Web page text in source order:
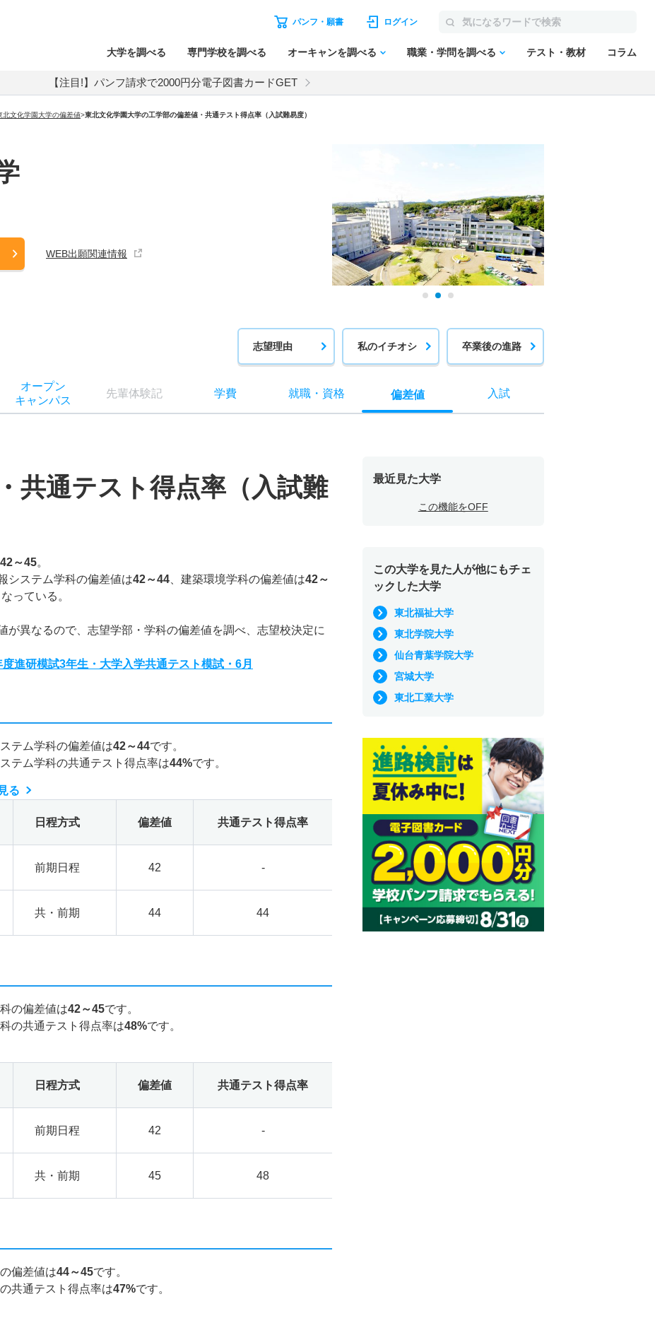
パンフ・願書 ログイン
大学を調べる 専門学校を調べる オーキャンを調べる 職業・学問を調べる テスト・教材 コラム
【注目!】パンフ請求で2000円分電子図書カードGET
北文化学園大学の偏差値>東北文化学園大学の工学部の偏差値・共通テスト得点率（入試難易度）
WEB出願関連情報
志望理由 私のイチオシ 卒業後の進路
オープン
キャンパス
先輩体験記 学費 就職・ 資格 偏差値 入試
共通テスト得点率（入試難
42～45。
システム学科の偏差値は42～44 、建築環境学科の偏差値は42～
っている。
が異なるので、志望学部・学科の偏差値を調べ、志望校決定に
進研模試3年生・大学入学共通テスト模試・6月
テム学科の偏差値は42～44です。
テム学科の共通テスト得点率は44%です。
る
日程方式 偏差値 共通テスト得点率
前期日程 42 -
共・前期 44 44
の偏差値は42～45です。
の共通テスト得点率は48%です。
日程方式 偏差値 共通テスト得点率
前期日程 42 -
共・前期 45 48
偏差値は44～45です。
共通テスト得点率は47%です。
最近見た大学
この機能をOFF
この大学を見た人が他にもチェ
ックした大学
東北福祉大学
東北学院大学
仙台青葉学院大学
宮城大学
東北工業大学